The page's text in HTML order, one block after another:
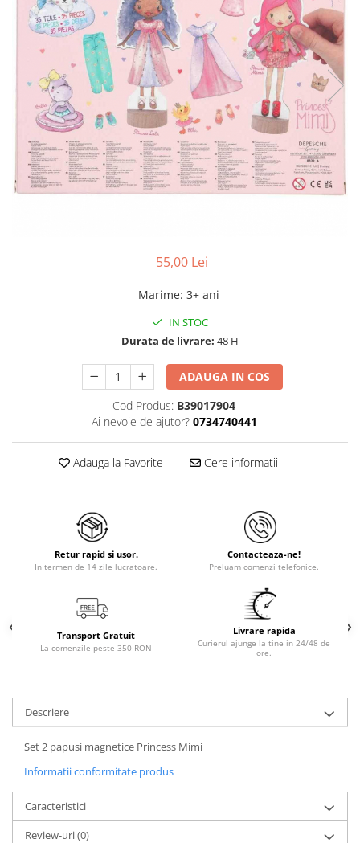
55,00 Lei
Marime: 3+ ani
IN STOC
Durata de livrare: 48 H
ADAUGA IN COS
Cod Produs: B39017904
Ai nevoie de ajutor? 0734740441
Adauga la Favorite Cere informatii
Retur rapid si usor.
In termen de 14 zile lucratoare.
Contacteaza-ne!
Preluam comenzi telefonice.
Transport Gratuit
La comenzile peste 350 RON
Livrare rapida
Curierul ajunge la tine in 24/48 de
ore.
Descriere
Set 2 papusi magnetice Princess Mimi
Informatii conformitate produs
Caracteristici
Review-uri(0)